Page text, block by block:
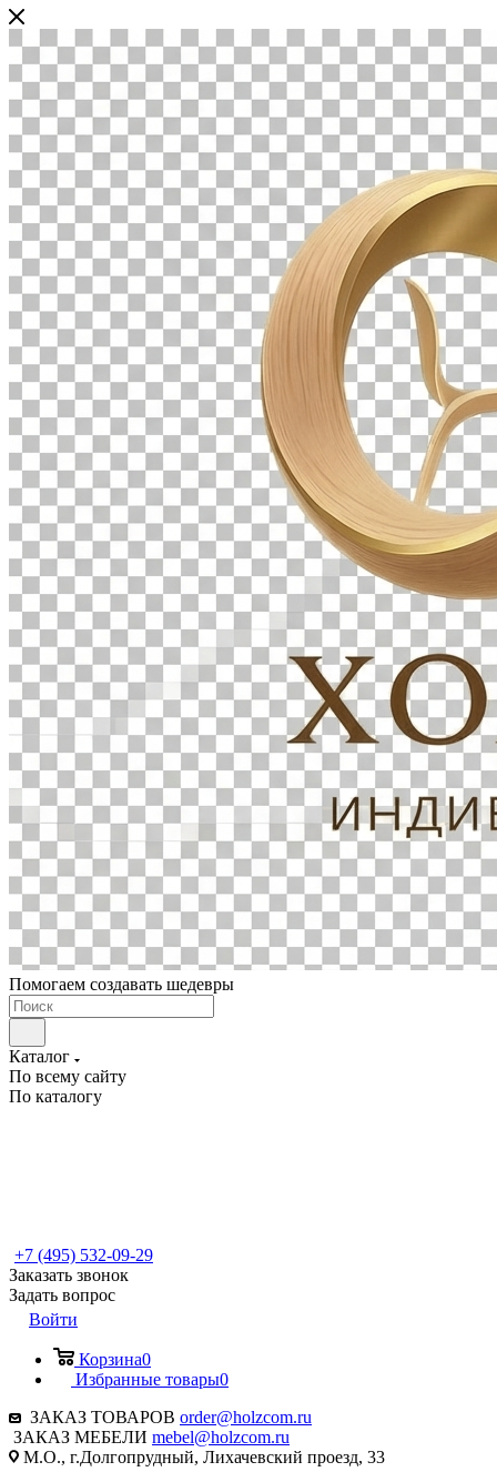
Помогаем создавать шедевры
Каталог
По всему сайту
По каталогу
+7 (495) 532-09-29
Заказать звонок
Задать вопрос
Войти
Корзина0
Избранные товары0
ЗАКАЗ ТОВАРОВ order@holzcom.ru
ЗАКАЗ МЕБЕЛИ mebel@holzcom.ru
М.О., г.Долгопрудный, Лихачевский проезд, 33